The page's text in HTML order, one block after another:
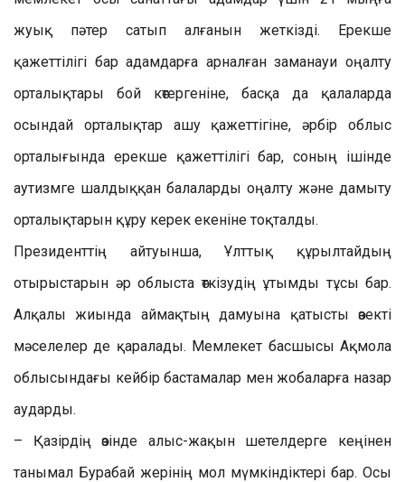
жуық пәтер сатып алғанын жеткізді. Ерекше
қажеттілігі бар адамдарға арналған заманауи оңалту
орталықтары бой көтергеніне, басқа да қалаларда
осындай орталықтар ашу қажеттігіне, әрбір облыс
орталығында ерекше қажеттілігі бар, соның ішінде
аутизмге шалдыққан балаларды оңалту және дамыту
орталықтарын құру керек екеніне тоқталды.
Президенттің айтуынша, Ұлттық құрылтайдың
отырыстарын әр облыста өткізудің ұтымды тұсы бар.
Алқалы жиында аймақтың дамуына қатысты өзекті
мәселелер де қаралады. Мемлекет басшысы Ақмола
облысындағы кейбір бастамалар мен жобаларға назар
аударды.
– Қазірдің өзінде алыс-жақын шетелдерге кеңінен
танымал Бурабай жерінің мол мүмкіндіктері бар. Осы